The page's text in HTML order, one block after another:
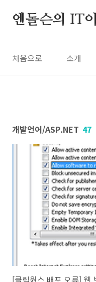
엔돌슨의 IT
처음으로 소개
개발언어/ASP.NET 47